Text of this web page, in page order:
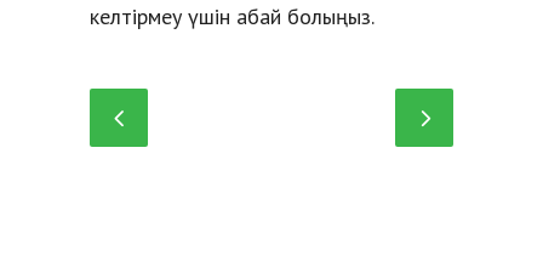
келтірмеу үшін абай болыңыз.